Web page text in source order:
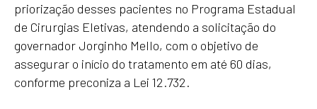
priorização desses pacientes no Programa Estadual
de Cirurgias Eletivas, atendendo a solicitação do
governador Jorginho Mello, com o objetivo de
assegurar o início do tratamento em até 60 dias,
conforme preconiza a Lei 12.732.